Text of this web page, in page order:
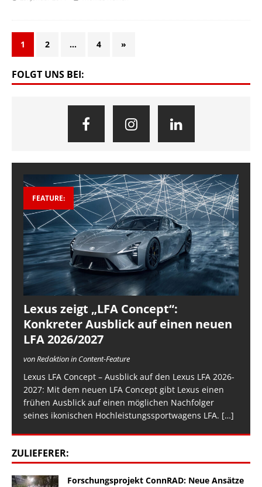
1 2 … 4 »
FOLGT UNS BEI:
FEATURE:
Lexus zeigt „LFA Concept“:
Konkreter Ausblick auf einen neuen
LFA 2026/2027
von Redaktion in Content-Feature
Lexus LFA Concept – Ausblick auf den Lexus LFA 2026-
2027: Mit dem neuen LFA Concept gibt Lexus einen
frühen Ausblick auf einen möglichen Nachfolger
seines ikonischen Hochleistungssportwagens LFA. […]
ZULIEFERER:
Forschungsprojekt ConnRAD: Neue Ansätze